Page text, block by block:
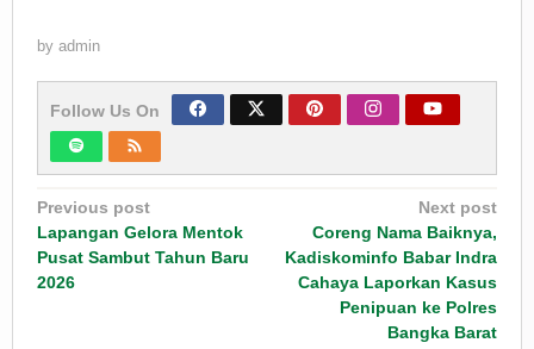
by admin
Follow Us On
Post
navigation
Previous post
Lapangan Gelora Mentok
Pusat Sambut Tahun Baru
2026
Next post
Coreng Nama Baiknya,
Kadiskominfo Babar Indra
Cahaya Laporkan Kasus
Penipuan ke Polres
Bangka Barat